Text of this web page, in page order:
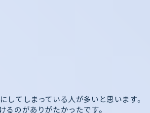
てしまっている人が多いと思います。
のがありがたかったです。